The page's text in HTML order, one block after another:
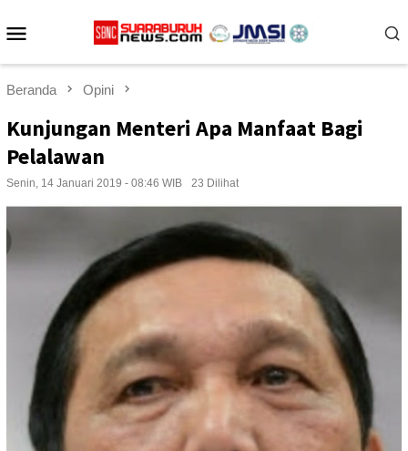
ke
Beranda Opini
Kunjungan Menteri Apa Manfaat Bagi
Pelalawan
Senin, 14 Januari 2019 - 08:46 WIB 23 Dilihat